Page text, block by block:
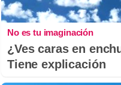
No es tu imaginación
¿Ves caras en
Tiene explicación